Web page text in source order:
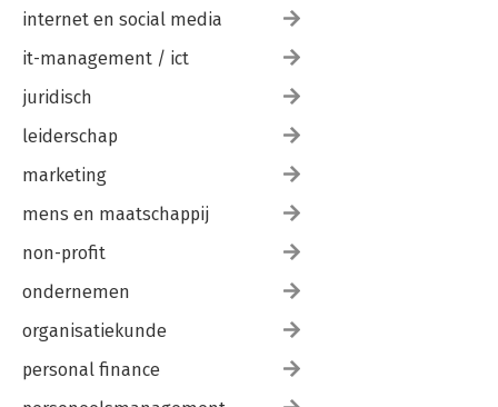
internet en social media
it-management / ict
juridisch
leiderschap
marketing
mens en maatschappij
non-profit
ondernemen
organisatiekunde
personal finance